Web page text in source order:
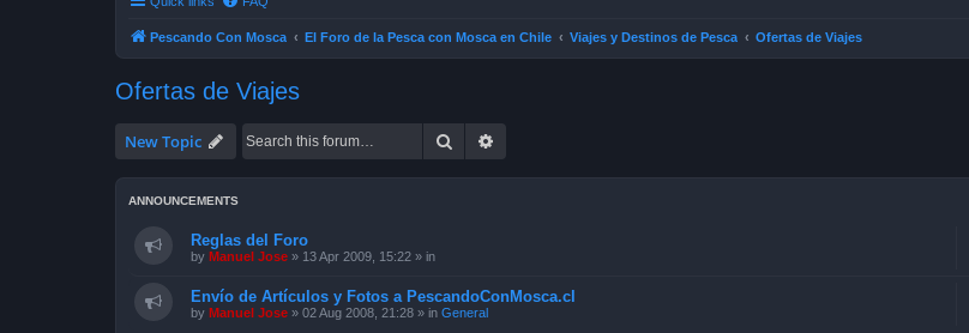
Pescando Con Mosca El Foro de la Pesca con Mosca en Chile Viajes y Destinos de Pesca Ofertas de Viajes
Ofertas de Viajes
New Topic Search
ANNOUNCEMENTS
Reglas del Foro
by Manuel Jose » 13 Apr 2009, 15:22 » in
Envío de Artículos y Fotos a PescandoConMosca.cl
by Manuel Jose » 02 Aug 2008, 21:28 » in General